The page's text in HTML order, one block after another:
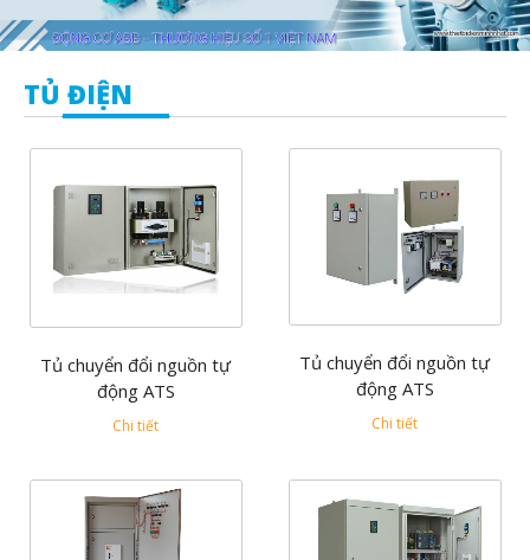
TỦ ĐIỆN
Tủ chuyển đổi nguồn tự
động ATS
Chi tiết
Tủ chuyển đổi nguồn tự
động ATS
Chi tiết